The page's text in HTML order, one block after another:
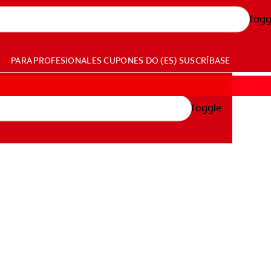
PARA PROFESIONALESCUPONES DO (ES) SUSCRÍBASE
Toggle